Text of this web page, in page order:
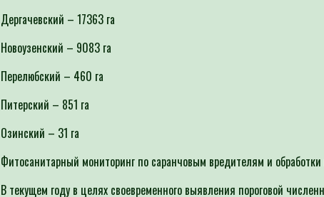
Дергачевский – 17363 га
Новоузенский – 9083 га
Перелюбский – 460 га
Питерский – 851 га
Озинский – 31 га
Фитосанитарный мониторинг по саранчовым вредителям и
В текущем году в целях своевременного выявления пороговой